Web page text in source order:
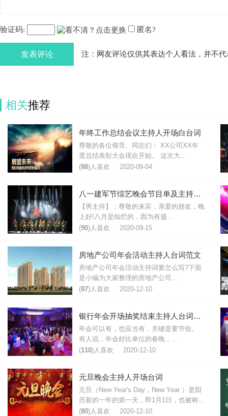
验证码: 匿名?
发表评论 注：网友评论仅供其表达个人看法，并不
相关推荐
年终工作总结会议主持人开场白台词
尊敬的各位领导、同志们： XX公司XX年
度总结表彰大会现在开始。 这次大...
(88)人喜欢 2020-09-04
八一建军节综艺晚会节目单及主持人台词
【男主持】：尊敬的来宾，亲爱的朋友，晚
上好!八月是灿烂的，因为有盛...
(90)人喜欢 2020-09-15
房地产公司年会活动主持人台词范文
房地产公司年会活动主持词要怎么写?下面
是小编为大家整理的房地产公司...
(87)人喜欢 2020-12-10
银行年会开场抽奖结束主持人台词范文
年会可以有，也应当有，关键是要节俭。
有人说，年会好比单位的春晚，...
(110)人喜欢 2020-12-10
元旦晚会主持人开场台词
元旦（New Year's Day，New Year ）是阳
历新的一年的第一天，即1月1日，也被称...
(80)人喜欢 2020-12-10